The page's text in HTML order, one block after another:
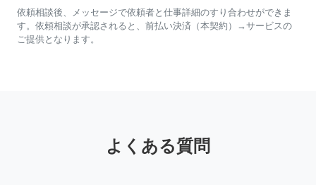
依頼相談後、メッセージで依頼者と仕事詳細のすり合わせができま
す。依頼相談が承認されると、前払い決済（本契約）→サービスの
ご提供となります。
よくある質問